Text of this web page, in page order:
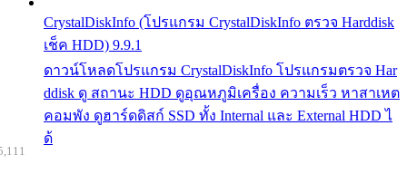
CrystalDiskInfo (โปรแกรม CrystalDiskInfo ตรวจ Harddisk
เช็ค HDD) 9.9.1
ดาวน์โหลดโปรแกรม CrystalDiskInfo โปรแกรมตรวจ Har
ddisk ดู สถานะ HDD ดูอุณหภูมิเครื่อง ความเร็ว หาสาเหต
คอมพัง ดูฮาร์ดดิสก์ SSD ทั้ง Internal และ External HDD ไ
ด้